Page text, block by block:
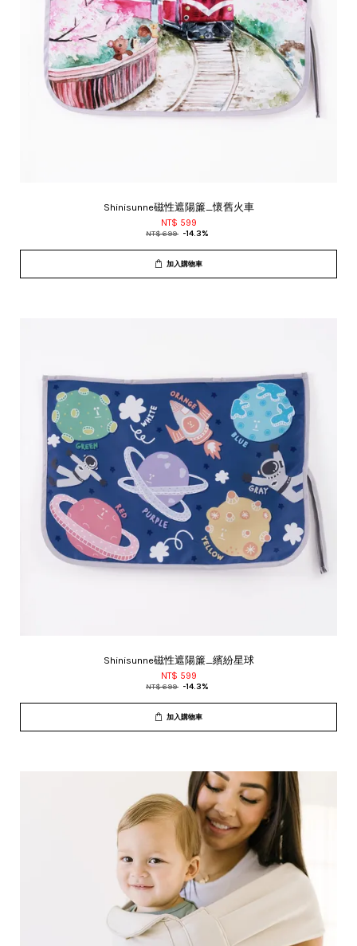
Shinisunne磁性遮陽簾_懷舊火車
NT$ 599
NT$ 699 -14.3%
加入購物車
Shinisunne磁性遮陽簾_繽紛星球
NT$ 599
NT$ 699 -14.3%
加入購物車